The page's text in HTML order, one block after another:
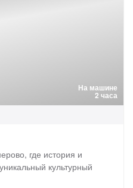
На машине
2 часа
где история и
культурный